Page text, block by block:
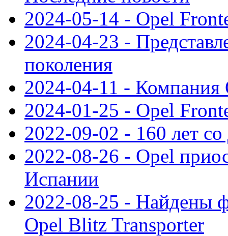
2024-05-14 - Opel
2024-04-23 -
поколения
2024-04-11 - Компания
2024-01-25 - Opel
2022-09-02 - 160 лет
2022-08-26 - Opel
Испании
2022-08-25 - Найдены
Opel Blitz Transporter